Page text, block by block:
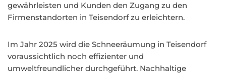
gewährleisten und Kunden den Zugang zu den
Firmenstandorten in Teisendorf zu erleichtern.
Im Jahr 2025 wird die Schneeräumung in Teisendorf
voraussichtlich noch effizienter und
umweltfreundlicher durchgeführt. Nachhaltige